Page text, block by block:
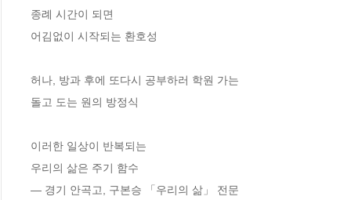
종례 시간이 되면
어김없이 시작되는 환호성
허나, 방과 후에 또다시 공부하러 학원 가는
돌고 도는 원의 방정식
이러한 일상이 반복되는
우리의 삶은 주기 함수
― 경기 안곡고, 구본승 「우리의 삶」 전문